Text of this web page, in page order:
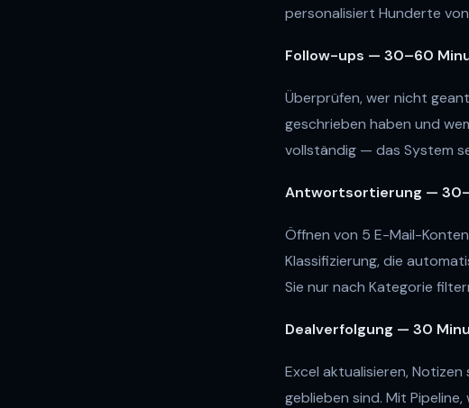
personalisiert Hunderte
Follow-ups — 30–60
Überprüfen, wer nicht
geschrieben haben und
vollständig — das System
Antwortsortierung —
Öffnen von 5 E-Mail-
Klassifizierung, die
Sie nur nach Kategorie
Dealverfolgung — 30
Excel aktualisieren,
geblieben sind. Mit